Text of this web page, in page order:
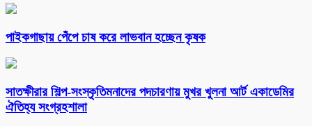
পাইকগাছায় পেঁপে চাষ করে লাভবান হচ্ছেন কৃষক
সাতক্ষীরার শিল্প-সংস্কৃতিমনাদের পদচারণায় মুখর খুলনা আর্ট একাডেমির
ঐতিহ্য সংগ্রহশালা